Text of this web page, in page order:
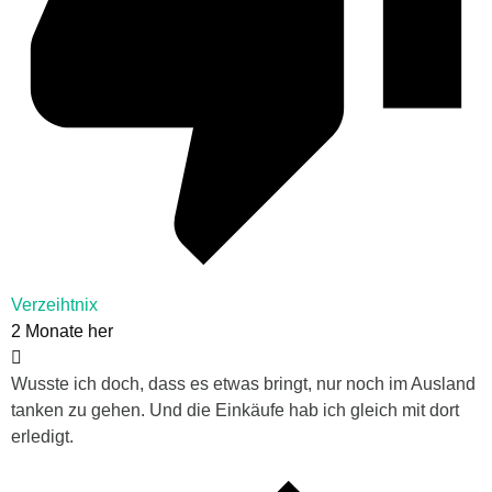
Verzeihtnix
2 Monate her
Wusste ich doch, dass es etwas bringt, nur noch im Ausland
tanken zu gehen. Und die Einkäufe hab ich gleich mit dort
erledigt.